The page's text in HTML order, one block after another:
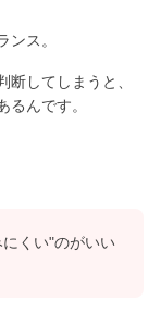
ンス。
断してしまうと、
んです。
くい"のがいい